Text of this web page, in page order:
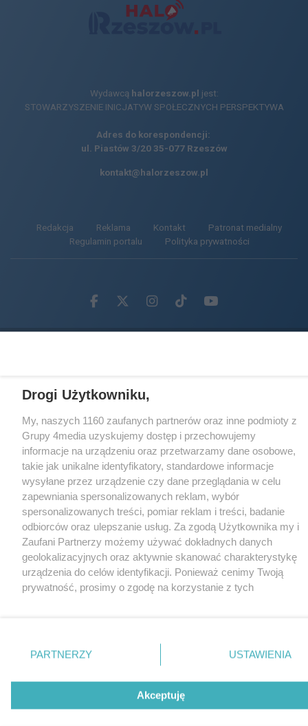
Wydawcą halorzeszow.pl jest:
STOWARZYSZENIE INICJATYW SPOŁECZNYCH PERSPEKTYWA
Adres do korespondencji:
ul. Piastów 3/20 35-077 Rzeszów
kontakt@halorzeszow.pl
Redakcja Reklama Kontakt
Patronat medialny
Regulamin portalu
Polityka prywatności
Facebook.com
X.comInstagram.com
Tiktok.comYoutube.com
Drogi Użytkowniku,
My, naszych 1160 zaufanych partnerów oraz inne podmioty z
Grupy 4media uzyskujemy dostęp i przechowujemy
informacje na urządzeniu oraz przetwarzamy dane osobowe,
takie jak unikalne identyfikatory, standardowe informacje
wysyłane przez urządzenie czy dane przeglądania w celu
zapewniania spersonalizowanych reklam, wybór
spersonalizowanych treści, pomiar reklam i treści, badanie
odbiorców oraz ulepszanie usług. Za zgodą Użytkownika my i
Zaufani Partnerzy możemy używać dokładnych danych
geolokalizacyjnych oraz aktywnie skanować charakterystykę
urządzenia do celów identyfikacji. Ponieważ cenimy Twoją
prywatność, prosimy o zgodę na korzystanie z tych
. Niektóre rodzaje przetwarzania
danych nie wymagają zgody użytkownika, ale masz prawo
zastosowania tylko na tej witrynie.
PARTNERZY USTAWIENIA
Akceptuję